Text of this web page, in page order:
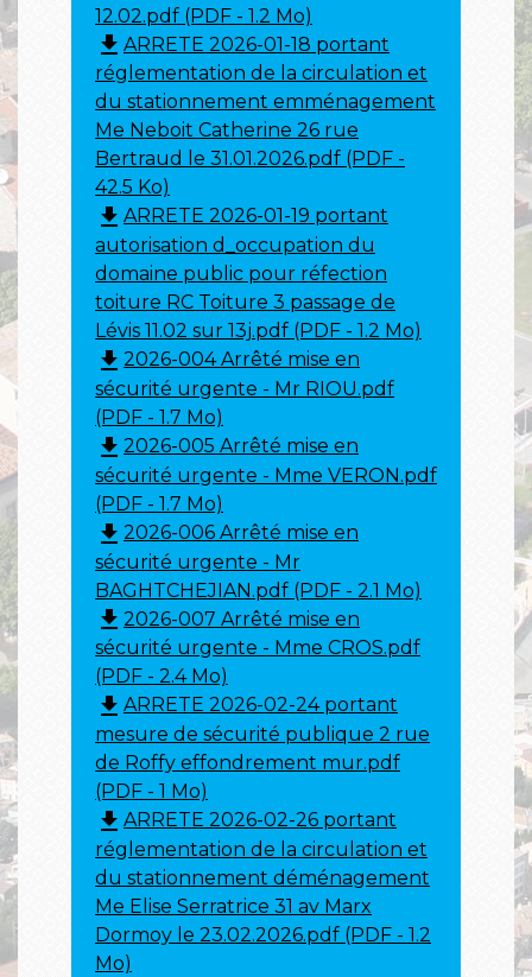
12.02.pdf (PDF - 1.2 Mo)
file_download ARRETE 2026-01-18 portant
réglementation de la circulation et
du stationnement emménagement
Me Neboit Catherine 26 rue
Bertraud le 31.01.2026.pdf (PDF -
42.5 Ko)
file_download ARRETE 2026-01-19 portant
autorisation d_occupation du
domaine public pour réfection
toiture RC Toiture 3 passage de
Lévis 11.02 sur 13j.pdf (PDF - 1.2 Mo)
file_download 2026-004 Arrêté mise en
sécurité urgente - Mr RIOU.pdf
(PDF - 1.7 Mo)
file_download 2026-005 Arrêté mise en
sécurité urgente - Mme VERON.pdf
(PDF - 1.7 Mo)
file_download 2026-006 Arrêté mise en
sécurité urgente - Mr
BAGHTCHEJIAN.pdf (PDF - 2.1 Mo)
file_download 2026-007 Arrêté mise en
sécurité urgente - Mme CROS.pdf
(PDF - 2.4 Mo)
file_download ARRETE 2026-02-24 portant
mesure de sécurité publique 2 rue
de Roffy effondrement mur.pdf
(PDF - 1 Mo)
file_download ARRETE 2026-02-26 portant
réglementation de la circulation et
du stationnement déménagement
Me Elise Serratrice 31 av Marx
Dormoy le 23.02.2026.pdf (PDF - 1.2
Mo)